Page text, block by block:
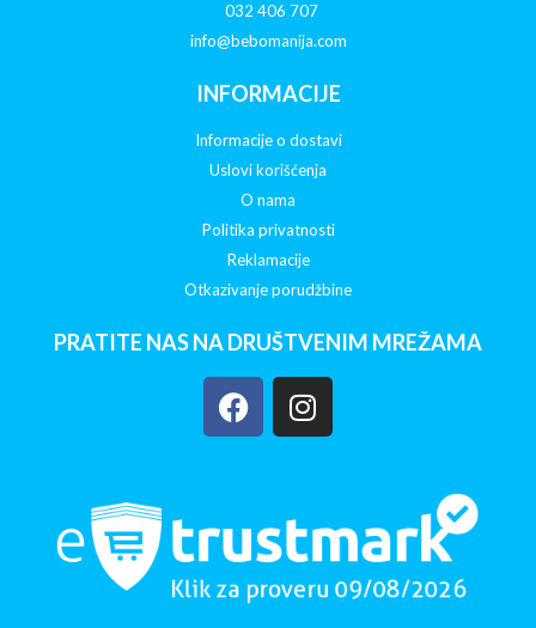
032 406 707
info@bebomanija.com
INFORMACIJE
Informacije o dostavi
Uslovi korišćenja
O nama
Politika privatnosti
Reklamacije
Otkazivanje porudžbine
PRATITE NAS NA DRUŠTVENIM MREŽAMA